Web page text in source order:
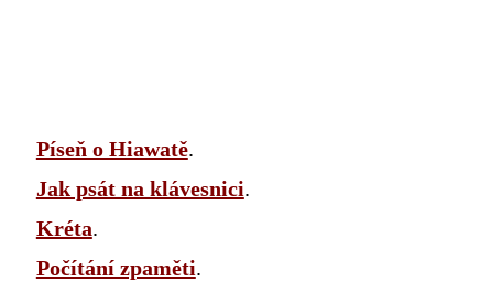
Píseň o Hiawatě.
Jak psát na klávesnici.
Kréta.
Počítání zpaměti.